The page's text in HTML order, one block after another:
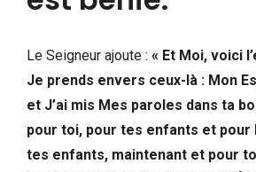
Le Seigneur ajoute : « Et Moi, voici
Je prends envers ceux-là : Mon
et J’ai mis Mes paroles dans ta
pour toi, pour tes enfants et pour
tes enfants, maintenant et pour